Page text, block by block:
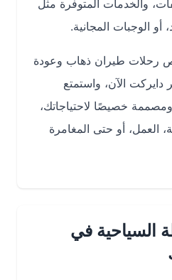
المتوفرة مثل
المجانية.
طيران ذهاب وعودة
الآن، واستمتع
خصيصًا لاحتياجاتك،
أو حتى المغامرة
في